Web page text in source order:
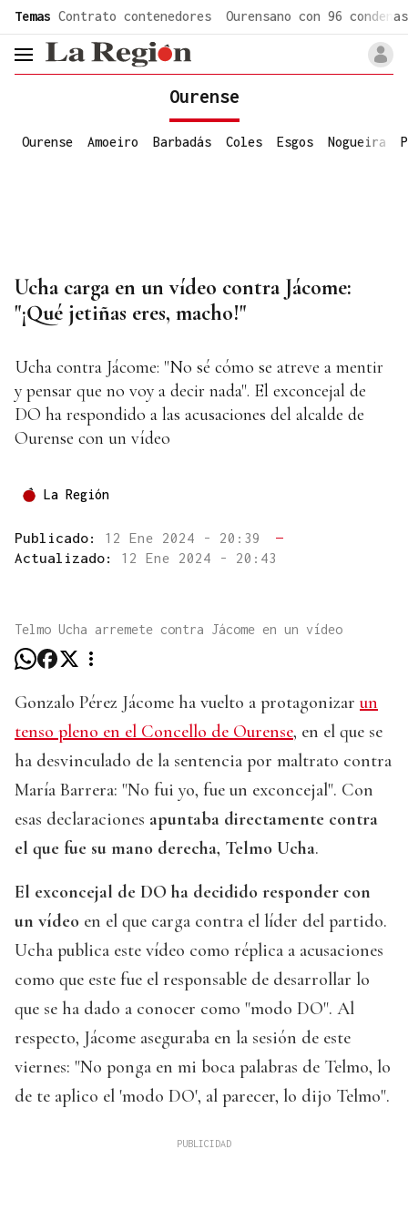
Temas Contrato contenedores Ourensano con 96 condenas
header.menu.open
Ourense
Ourense Amoeiro Barbadás Coles Esgos Nogueira
Ucha carga en un vídeo contra Jácome:
"¡Qué jetiñas eres, macho!"
Ucha contra Jácome: "No sé cómo se atreve a mentir
y pensar que no voy a decir nada". El exconcejal de
DO ha respondido a las acusaciones del alcalde de
Ourense con un vídeo
La Región
Publicado: 12 Ene 2024 - 20:39
—
Actualizado: 12 Ene 2024 - 20:43
Telmo Ucha arremete contra Jácome en un vídeo
Gonzalo Pérez Jácome ha vuelto a protagonizar un
tenso pleno en el Concello de Ourense, en el que se
ha desvinculado de la sentencia por maltrato contra
María Barrera: "No fui yo, fue un exconcejal". Con
esas declaraciones apuntaba directamente contra
el que fue su mano derecha, Telmo Ucha.
El exconcejal de DO ha decidido responder con
un vídeo en el que carga contra el líder del partido.
Ucha publica este vídeo como réplica a acusaciones
como que este fue el responsable de desarrollar lo
que se ha dado a conocer como "modo DO". Al
respecto, Jácome aseguraba en la sesión de este
viernes: "No ponga en mi boca palabras de Telmo, lo
de te aplico el 'modo DO', al parecer, lo dijo Telmo".